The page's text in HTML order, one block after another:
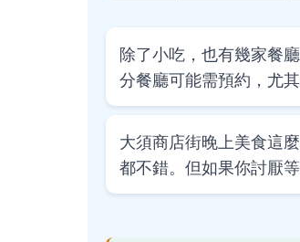
除了小吃，也有幾家餐
分餐廳可能需預約，尤其
大須商店街晚上美食這
都不錯。但如果你討厭